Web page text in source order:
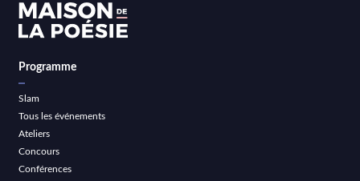
Programme
Slam
Tous les événements
Ateliers
Concours
Conférences